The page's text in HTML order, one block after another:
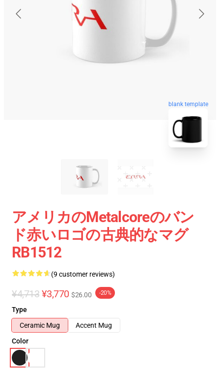
blank template
アメリカのmetalcoreのバン
ド赤いロゴの古典的なマグ
RB1512
(9 customer reviews)
¥4,713 ¥3,770 $26.00 -20%
Type
Ceramic Mug
Accent Mug
Color